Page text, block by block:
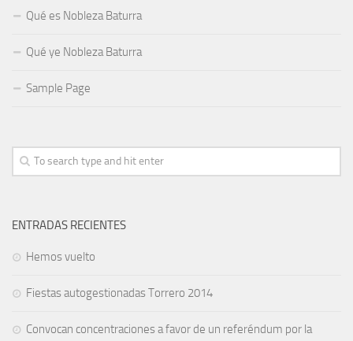
Qué es Nobleza Baturra
Qué ye Nobleza Baturra
Sample Page
ENTRADAS RECIENTES
Hemos vuelto
Fiestas autogestionadas Torrero 2014
Convocan concentraciones a favor de un referéndum por la